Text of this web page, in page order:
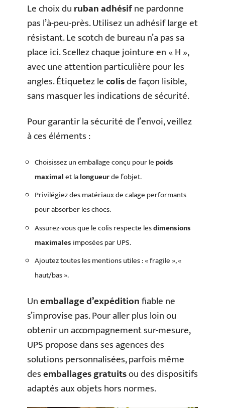
Le choix duruban adhésifne pardonne
pas l’à-peu-près. Utilisez un adhésif large et
résistant. Le scotch de bureau n’a pas sa
place ici. Scellez chaque jointure en « H »,
avec une attention particulière pour les
angles. Étiquetez lecolisde façon lisible,
sans masquer les indications de sécurité.
Pour garantir la sécurité de l’envoi, veillez
à ces éléments :
Choisissez un emballage conçu pour lepoids
maximalet lalongueurde l’objet.
Privilégiez des matériaux de calage performants
pour absorber les chocs.
Assurez-vous que le colis respecte lesdimensions
maximales imposées par UPS.
Ajoutez toutes les mentions utiles : « fragile », «
haut/bas ».
Unemballage d’expéditionfiable ne
s’improvise pas. Pour aller plus loin ou
obtenir un accompagnement sur-mesure,
UPS propose dans ses agences des
solutions personnalisées, parfois même
desemballages gratuitsou des dispositifs
adaptés aux objets hors normes.